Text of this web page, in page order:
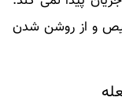
و از روشن شدن